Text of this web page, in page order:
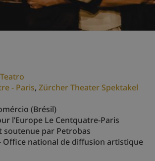
- Paris, Zürcher Theater Spektakel
(Brésil)
l’Europe Le Centquatre-Paris
soutenue par Petrobas
Office national de diffusion artistique